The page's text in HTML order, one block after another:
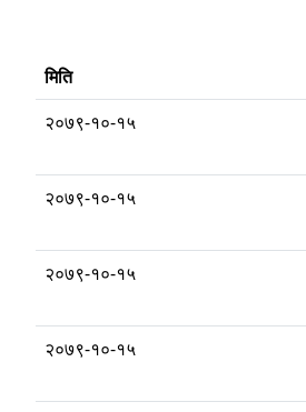
मिति
२०७९-१०-१५
२०७९-१०-१५
२०७९-१०-१५
२०७९-१०-१५